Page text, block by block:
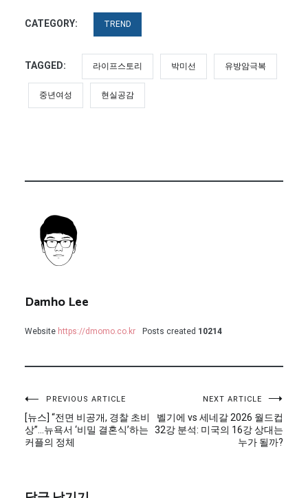
CATEGORY: TREND
TAGGED: 라이프스토리 박미선 유방암극복
중년여성 현실공감
Damho Lee
Website https://dmomo.co.kr Posts created 10214
글
탐
색
PREVIOUS ARTICLE
[뉴스] “전면 비공개, 경찰 초비
상”…뉴욕서 ‘비밀 결혼식’하는
커플의 정체
NEXT ARTICLE
벨기에 vs 세네갈 2026 월드컵
32강 분석: 미국의 16강 상대는
누가 될까?